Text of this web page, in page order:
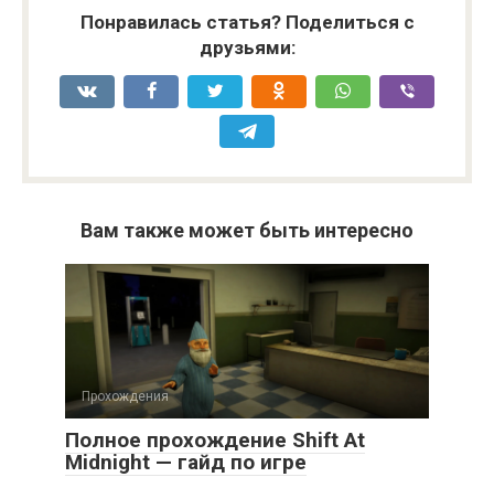
Понравилась статья? Поделиться с
друзьями:
Вам также может быть интересно
Прохождения
Полное прохождение Shift At
Midnight — гайд по игре